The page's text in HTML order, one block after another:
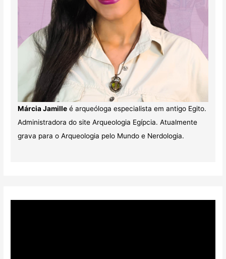
Márcia Jamilleé arqueóloga especialista em antigo Egito.
Administradora do site Arqueologia Egípcia. Atualmente
grava para o Arqueologia pelo Mundo e Nerdologia.